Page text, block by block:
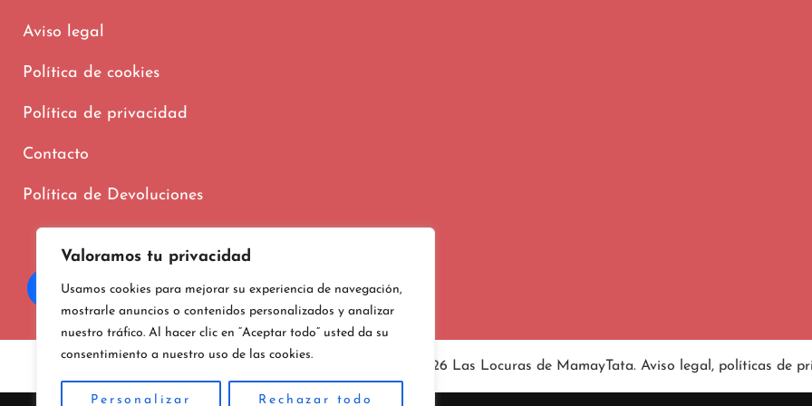
Valoramos tu privacidad
Usamos cookies para mejorar su experiencia de navegación,
mostrarle anuncios o contenidos personalizados y analizar
nuestro tráfico. Al hacer clic en “Aceptar todo” usted da su
consentimiento a nuestro uso de las cookies.
Personalizar Rechazar todo
Aviso legal
Política de cookies
Política de privacidad
Contacto
Política de Devoluciones
Copyright © 2024-2026 Las Locuras de MamayTata. Aviso legal , políticas de